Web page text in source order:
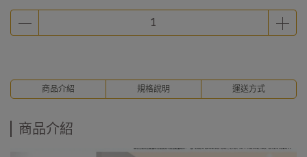
商品介紹 規格說明 運送方式
商品介紹